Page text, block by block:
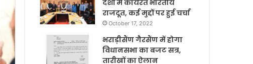
देशों में कार्यरत भारतीय
राजदूत, कई मुद्दों पर हुई चर्चा
October 17, 2022
भराड़ीसैंण गैरसैंण में होगा
विधानसभा का बजट सत्र,
तारीखों का ऐलान